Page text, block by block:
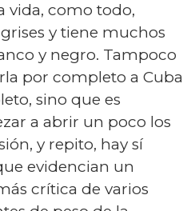
vida, como todo,
y tiene muchos
y negro. Tampoco
por completo a Cuba
sino que es
a abrir un poco los
y repito, hay sí
evidencian un
crítica de varios